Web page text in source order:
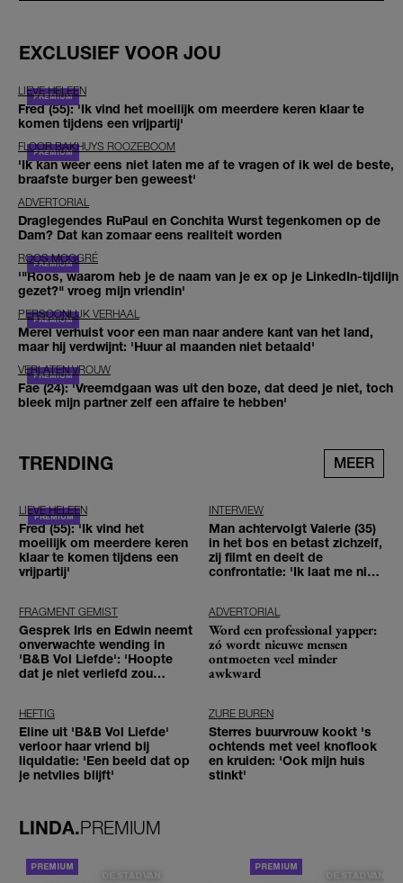
EXCLUSIEF VOOR JOU
LIEVE HELEEN
Fred (55): 'Ik vind het moeilijk om meerdere keren klaar te
komen tijdens een vrijpartij'
FLOOR BAKHUYS ROOZEBOOM
'Ik kan weer eens niet laten me af te vragen of ik wel de beste,
braafste burger ben geweest'
ADVERTORIAL
Draglegendes RuPaul en Conchita Wurst tegenkomen op de
Dam? Dat kan zomaar eens realiteit worden
ROOS MOGGRÉ
'"Roos, waarom heb je de naam van je ex op je LinkedIn-tijdlijn
gezet?" vroeg mijn vriendin'
PERSOONLIJK VERHAAL
Merel verhuist voor een man naar andere kant van het land,
maar hij verdwijnt: 'Huur al maanden niet betaald'
VERLATEN VROUW
Fae (24): 'Vreemdgaan was uit den boze, dat deed je niet, toch
bleek mijn partner zelf een affaire te hebben'
TRENDING MEER
LIEVE HELEEN
Fred (55): 'Ik vind het
moeilijk om meerdere keren
klaar te komen tijdens een
vrijpartij'
INTERVIEW
Man achtervolgt Valerie (35)
in het bos en betast zichzelf,
zij filmt en deelt de
confrontatie: 'Ik laat me niet
FRAGMENT GEMIST
Gesprek Iris en Edwin neemt
onverwachte wending in
'B&B Vol Liefde': 'Hoopte
dat je niet verliefd zou
ADVERTORIAL
Word een professional yapper:
zó wordt nieuwe mensen
ontmoeten veel minder
awkward
HEFTIG
Eline uit 'B&B Vol Liefde'
verloor haar vriend bij
liquidatie: 'Een beeld dat op
je netvlies blijft'
ZURE BUREN
Sterres buurvrouw kookt 's
ochtends met veel knoflook
en kruiden: 'Ook mijn huis
stinkt'
LINDA.PREMIUM
DE STAD VAN DE STAD VAN